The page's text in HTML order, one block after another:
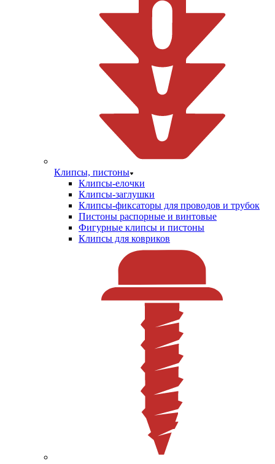
Клипсы, пистоны
Клипсы-елочки
Клипсы-заглушки
Клипсы-фиксаторы для проводов и трубок
Пистоны распорные и винтовые
Фигурные клипсы и пистоны
Клипсы для ковриков